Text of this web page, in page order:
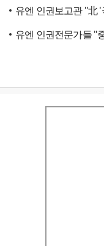
유엔 인권보고관 "北
유엔 인권전문가들 "